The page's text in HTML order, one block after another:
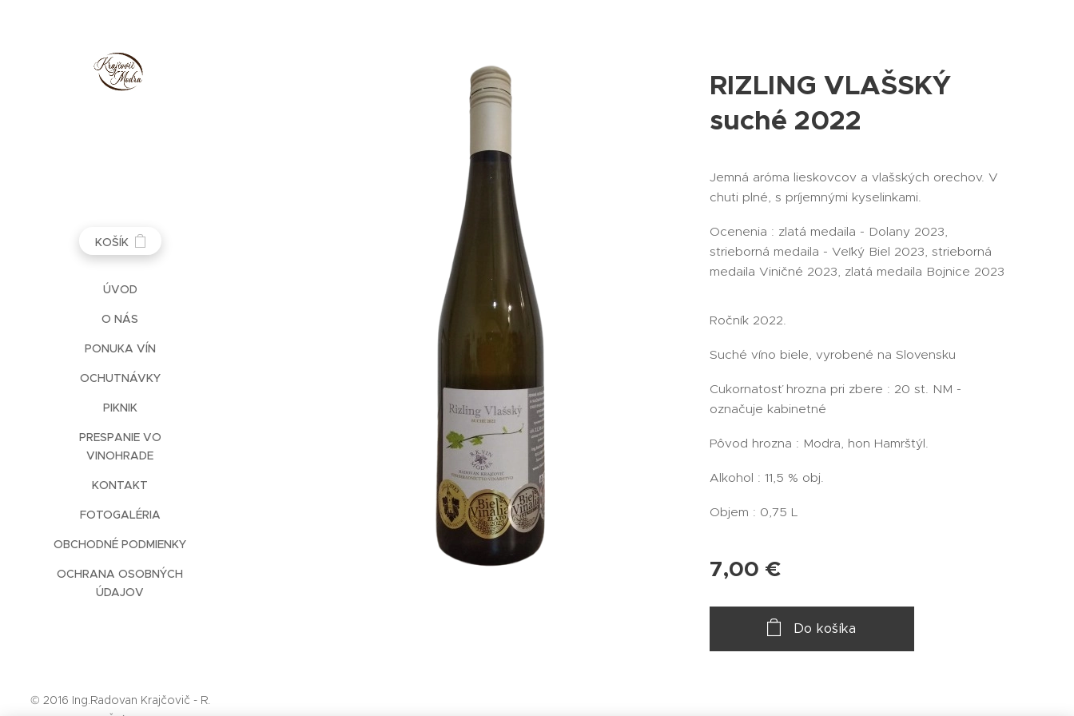
KOŠÍK
ÚVOD
O NÁS
PONUKA VÍN
OCHUTNÁVKY
PIKNIK
PRESPANIE VO
VINOHRADE
KONTAKT
FOTOGALÉRIA
OBCHODNÉ PODMIENKY
OCHRANA OSOBNÝCH
ÚDAJOV
RIZLING VLAŠSKÝ
suché 2022
Jemná aróma lieskovcov a vlašských orechov. V
chuti plné, s príjemnými kyselinkami.
Ocenenia : zlatá medaila - Dolany 2023,
strieborná medaila - Veľký Biel 2023, strieborná
medaila Viničné 2023, zlatá medaila Bojnice 2023
Ročník 2022.
Suché víno biele, vyrobené na Slovensku
Cukornatosť hrozna pri zbere : 20 st. NM -
označuje kabinetné
Pôvod hrozna : Modra, hon Hamrštýl.
Alkohol : 11,5 % obj.
Objem : 0,75 L
7,00 €
Do košíka
© 2016 Ing.Radovan Krajčovič - R.